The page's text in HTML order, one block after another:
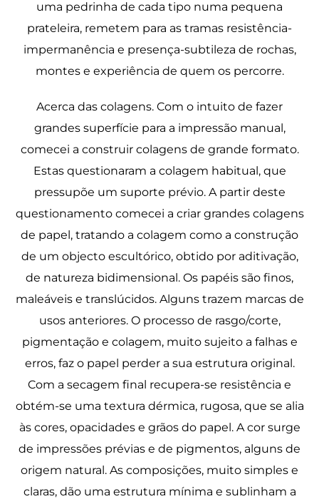
uma pedrinha de cada tipo numa pequena
prateleira, remetem para as tramas resistência-
impermanência e presença-subtileza de rochas,
montes e experiência de quem os percorre.
Acerca das colagens. Com o intuito de fazer
grandes superfície para a impressão manual,
comecei a construir colagens de grande formato.
Estas questionaram a colagem habitual, que
pressupõe um suporte prévio. A partir deste
questionamento comecei a criar grandes colagens
de papel, tratando a colagem como a construção
de um objecto escultórico, obtido por aditivação,
de natureza bidimensional. Os papéis são finos,
maleáveis e translúcidos. Alguns trazem marcas de
usos anteriores. O processo de rasgo/corte,
pigmentação e colagem, muito sujeito a falhas e
erros, faz o papel perder a sua estrutura original.
Com a secagem final recupera-se resistência e
obtém-se uma textura dérmica, rugosa, que se alia
às cores, opacidades e grãos do papel. A cor surge
de impressões prévias e de pigmentos, alguns de
origem natural. As composições, muito simples e
claras, dão uma estrutura mínima e sublinham a